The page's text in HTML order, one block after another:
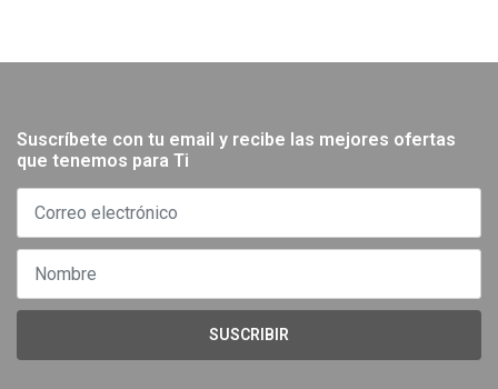
Suscríbete con tu email y recibe las mejores ofertas
que tenemos para Ti
SUSCRIBIR